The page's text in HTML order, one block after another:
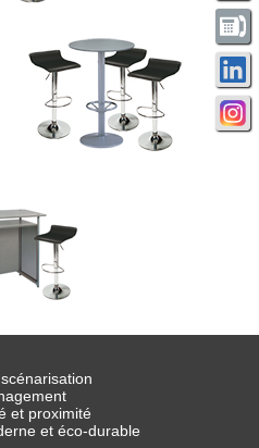
et proximité
et éco-durable